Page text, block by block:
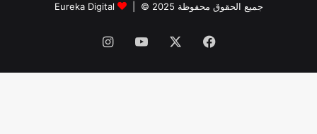
جميع الحقوق محفوظة 2025 © | Eureka Digital
فيسبوك ‫YouTube